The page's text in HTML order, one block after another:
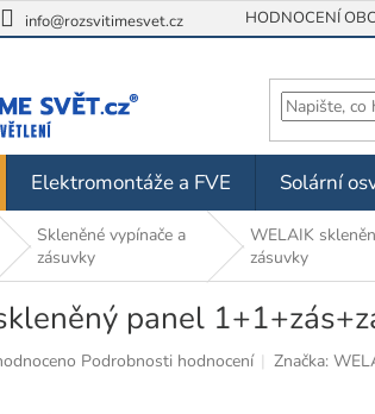
info@rozsvitimesvet.cz HODNOCENÍ
Elektromontáže a FVE Solární
Skleněné vypínače a
zásuvky
WELAIK
zásuvky
panel
Podrobnosti hodnocení Značka: